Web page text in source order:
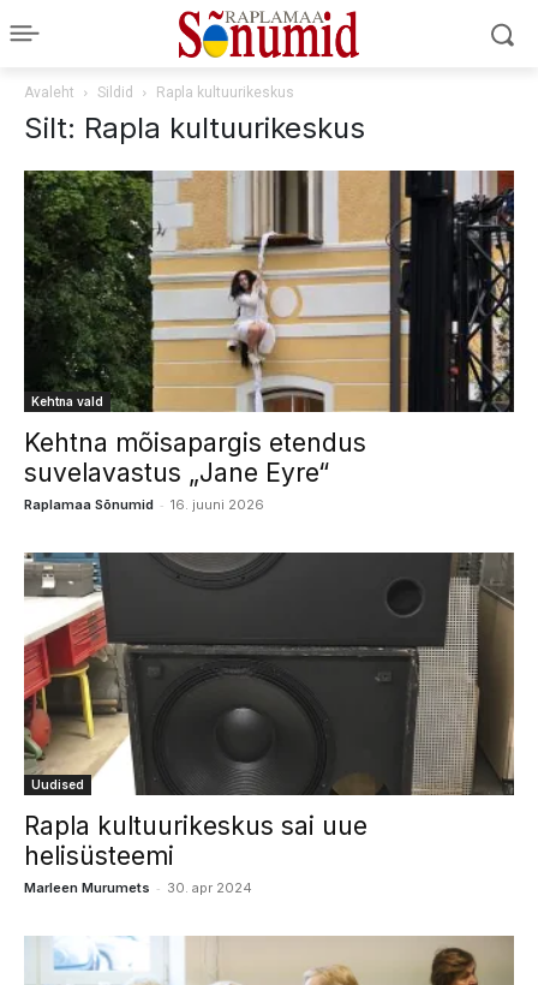
Avaleht Sildid Rapla kultuurikeskus
Silt: Rapla kultuurikeskus
Kehtna vald
Kehtna mõisapargis etendus
suvelavastus „Jane Eyre“
Raplamaa Sõnumid - 16. juuni 2026
Uudised
Rapla kultuurikeskus sai uue
helisüsteemi
Marleen Murumets - 30. apr 2024